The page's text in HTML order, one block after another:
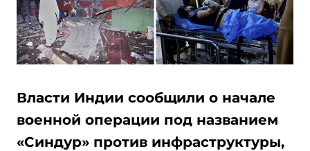
Власти Индии сообщили о начале
военной операции под названием
«Синдур» против инфраструктуры,